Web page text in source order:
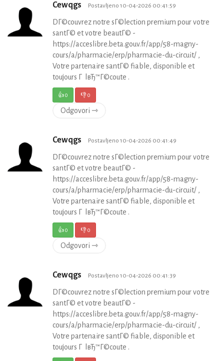
Cewqgs Postavljeno 10-04-2026 00:41:59
DГ©couvrez notre sГ©lection premium pour votre
santГ© et votre beautГ© -
https://acceslibre.beta.gouv.fr/app/58-magny-
cours/a/pharmacie/erp/pharmacie-du-circuit/ ,
Votre partenaire santГ© fiable, disponible et
toujours Г lвЂ™Г©coute .
👍0 👎0
Odgovori ⇾
Cewqgs Postavljeno 10-04-2026 00:41:49
DГ©couvrez notre sГ©lection premium pour votre
santГ© et votre beautГ© -
https://acceslibre.beta.gouv.fr/app/58-magny-
cours/a/pharmacie/erp/pharmacie-du-circuit/ ,
Votre partenaire santГ© fiable, disponible et
toujours Г lвЂ™Г©coute .
👍0 👎0
Odgovori ⇾
Cewqgs Postavljeno 10-04-2026 00:41:39
DГ©couvrez notre sГ©lection premium pour votre
santГ© et votre beautГ© -
https://acceslibre.beta.gouv.fr/app/58-magny-
cours/a/pharmacie/erp/pharmacie-du-circuit/ ,
Votre partenaire santГ© fiable, disponible et
toujours Г lвЂ™Г©coute .